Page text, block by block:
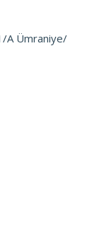
A Ümraniye/